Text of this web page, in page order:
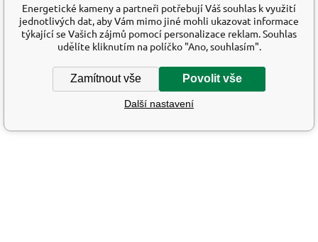
Energetické kameny a partneři potřebují Váš souhlas k využití
jednotlivých dat, aby Vám mimo jiné mohli ukazovat informace
týkající se Vašich zájmů pomocí personalizace reklam. Souhlas
udělíte kliknutím na políčko "Ano, souhlasím".
Zamítnout vše Povolit vše
Další nastavení